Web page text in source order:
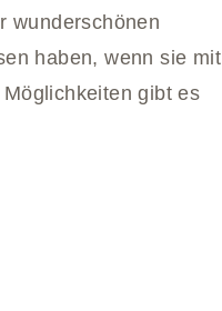
wunderschönen
haben, wenn sie mit
gibt es